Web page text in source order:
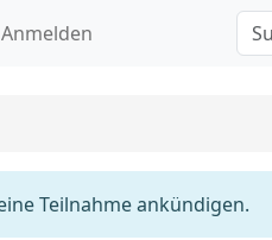
Anmelden
Teilnahme ankündigen.